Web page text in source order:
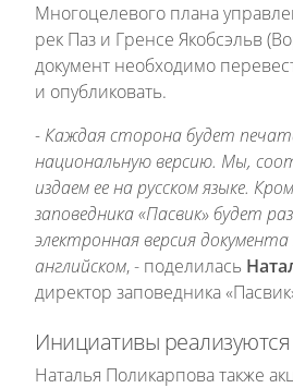
Многоцелевого плана
рек Паз и Гренсе Якобсэльв
документ необходимо
и опубликовать.
- Каждая сторона будет
национальную версию. Мы,
издаем ее на русском языке.
заповедника «Пасвик» будет
электронная версия документа
английском, - поделилась
директор заповедника
Инициативы
Наталья Поликарпова также